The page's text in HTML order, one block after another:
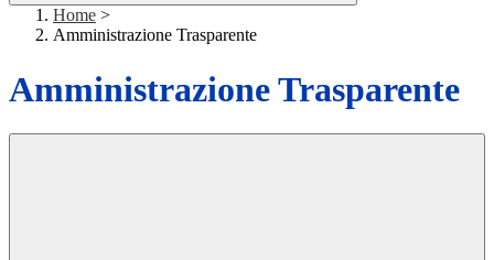
Home >
Amministrazione Trasparente
Amministrazione Trasparente